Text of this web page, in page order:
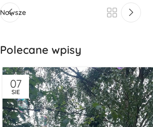
Nowsze
Polecane wpisy
07
SIE